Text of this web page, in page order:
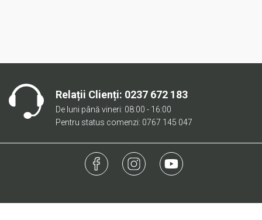
Relații Clienți: 0237 672 183
De luni până vineri: 08:00 - 16:00
Pentru status comenzi: 0767 145 047